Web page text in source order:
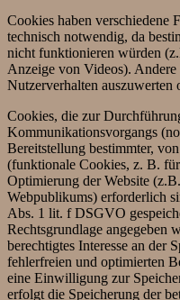
Cookies haben verschiedene
technisch notwendig, da
nicht funktionieren würden
Anzeige von Videos). Andere
Nutzerverhalten auszuwerten
Cookies, die zur
Kommunikationsvorgangs
Bereitstellung bestimmter,
(funktionale Cookies, z. B.
Optimierung der Website
Webpublikums) erforderlich
Abs. 1 lit. f DSGVO
Rechtsgrundlage angegeben
berechtigtes Interesse an der
fehlerfreien und optimierten
eine Einwilligung zur
erfolgt die Speicherung der